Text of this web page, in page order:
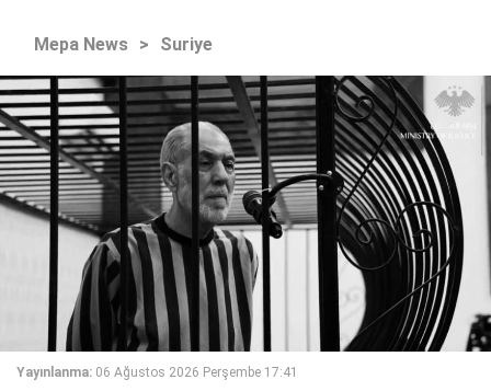
Mepa News > Suriye
Yayınlanma: 06 Ağustos 2026 Perşembe 17:41